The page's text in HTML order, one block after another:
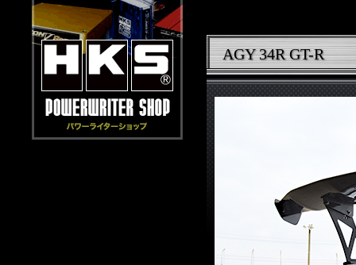
AGY 34R GT-R